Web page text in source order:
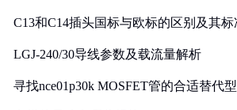
C13和C14插头国标与欧标的区别及其
LGJ-240/30导线参数及载流量解析
寻找nce01p30k MOSFET管的合适替代